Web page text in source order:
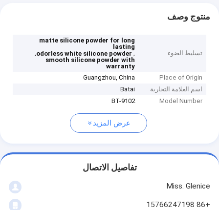
منتوج وصف
تسليط الضوء
matte silicone powder for long
lasting
,
odorless white silicone powder
,
smooth silicone powder with
warranty
Place of Origin
Guangzhou, China
اسم العلامة التجارية
Batai
Model Number
BT-9102
عرض المزيد
تفاصيل الاتصال
Miss. Glenice
+86 15766247198